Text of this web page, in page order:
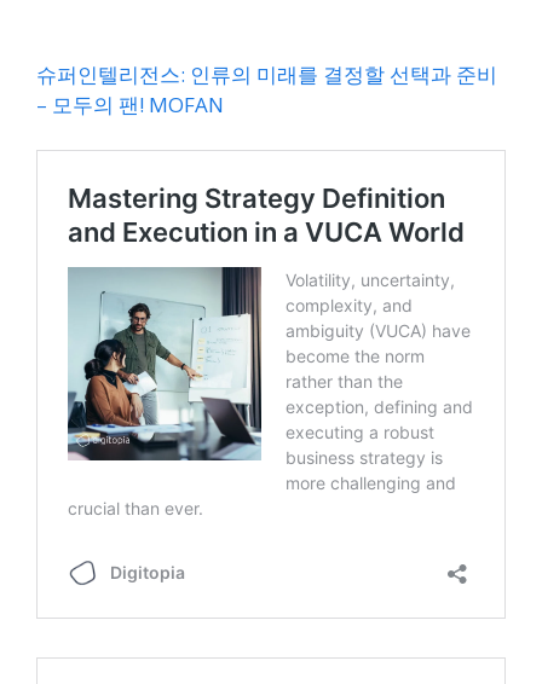
슈퍼인텔리전스: 인류의 미래를 결정할 선택과 준비
– 모두의 팬! MOFAN